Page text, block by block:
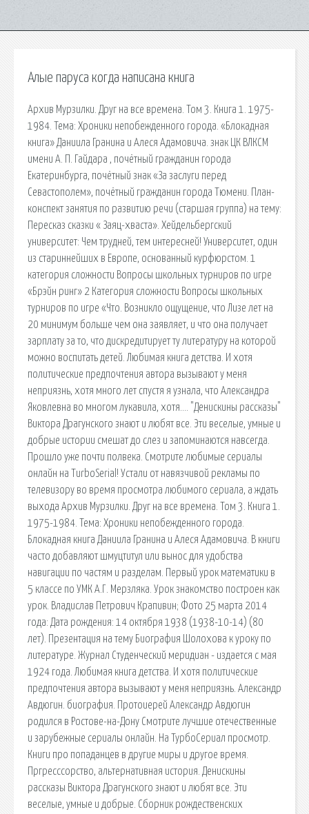
Алые паруса когда написана книга
Архив Мурзилки. Друг на все времена. Том 3. Книга 1. 1975-
1984. Тема: Хроники непобежденного города. «Блокадная
книга» Даниила Гранина и Алеся Адамовича. знак ЦК ВЛКСМ
имени А. П. Гайдара , почётный гражданин города
Екатеринбурга, почётный знак «За заслуги перед
Севастополем», почётный гражданин города Тюмени. План-
конспект занятия по развитию речи (старшая группа) на тему:
Пересказ сказки « Заяц-хваста». Хейдельбергский
университет: Чем трудней, тем интересней! Университет, один
из стариннейших в Европе, основанный курфюрстом. 1
категория сложности Вопросы школьных турниров по игре
«Брэйн ринг» 2 Категория сложности Вопросы школьных
турниров по игре «Что. Возникло ощущение, что Лизе лет на
20 минимум больше чем она заявляет, и что она получает
зарплату за то, что дискредитирует ту литературу на которой
можно воспитать детей. Любимая книга детства. И хотя
политические предпочтения автора вызывают у меня
неприязнь, хотя много лет спустя я узнала, что Александра
Яковлевна во многом лукавила, хотя…. "Денискины рассказы"
Виктора Драгунского знают и любят все. Эти веселые, умные и
добрые истории смешат до слез и запоминаются навсегда.
Прошло уже почти полвека. Смотрите любимые сериалы
онлайн на TurboSerial! Устали от навязчивой рекламы по
телевизору во время просмотра любимого сериала, а ждать
выхода Архив Мурзилки. Друг на все времена. Том 3. Книга 1.
1975-1984. Тема: Хроники непобежденного города.
Блокадная книга Даниила Гранина и Алеся Адамовича. В книги
часто добавляют шмуцтитул или вынос для удобства
навигации по частям и разделам. Первый урок математики в
5 классе по УМК А.Г. Мерзляка. Урок знакомство построен как
урок. Владислав Петрович Крапивин; Фото 25 марта 2014
года: Дата рождения: 14 октября 1938 (1938-10-14) (80
лет). Презентация на тему Биография Шолохова к уроку по
литературе. Журнал Студенческий меридиан - издается с мая
1924 года. Любимая книга детства. И хотя политические
предпочтения автора вызывают у меня неприязнь. Александр
Авдюгин. биография. Протоиерей Александр Авдюгин
родился в Ростове-на-Дону Смотрите лучшие отечественные
и зарубежные сериалы онлайн. На ТурбоСериал просмотр.
Книги про попаданцев в другие миры и другое время.
Пргресссорство, альтернативная история. Денискины
рассказы Виктора Драгунского знают и любят все. Эти
веселые, умные и добрые. Сборник рождественских